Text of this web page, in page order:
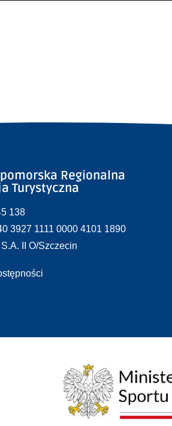
Regionalna
Turystyczna
138
3927 1111 0000 4101 1890
II O/Szczecin